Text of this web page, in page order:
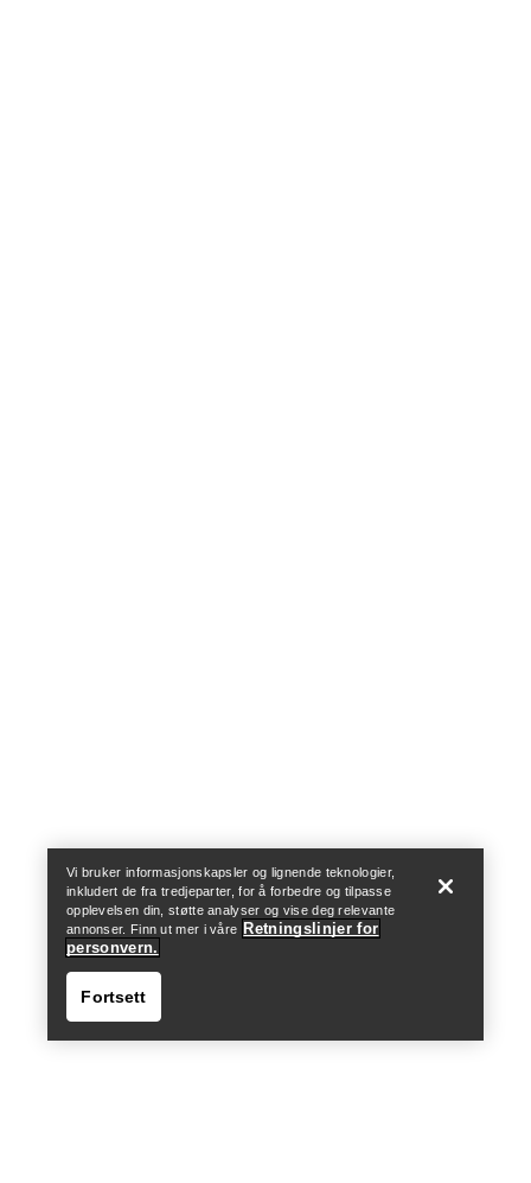
Vi bruker informasjonskapsler og lignende teknologier,
inkludert de fra tredjeparter, for å forbedre og tilpasse
opplevelsen din, støtte analyser og vise deg relevante
annonser. Finn ut mer i våre Retningslinjer for
personvern.
Fortsett